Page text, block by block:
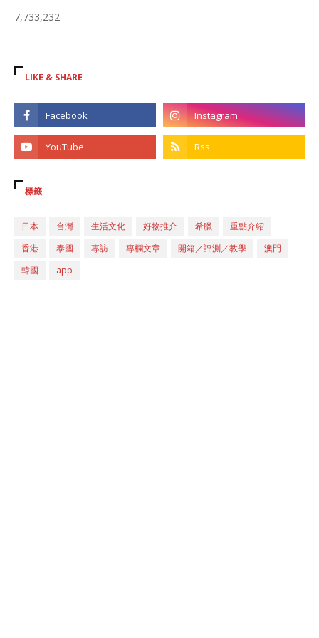
7,733,232
LIKE & SHARE
標籤
日本 台灣 生活文化 好物推介 希臘
重點介紹
香港
泰國 專訪 專欄文章 開箱／評測／教學
澳門
韓國
app